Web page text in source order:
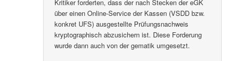
Kritiker forderten, dass der nach Stecken der eGK
über einen Online-Service der Kassen (VSDD bzw.
konkret UFS) ausgestellte Prüfungsnachweis
kryptographisch abzusichern ist. Diese Forderung
wurde dann auch von der gematik umgesetzt.